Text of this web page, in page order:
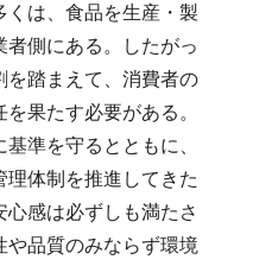
は、食品を生産・製
側にある。したがっ
を踏まえて、消費者の
果たす必要がある。
準を守るとともに、
体制を推進してきた
感は必ずしも満たさ
や品質のみならず環境